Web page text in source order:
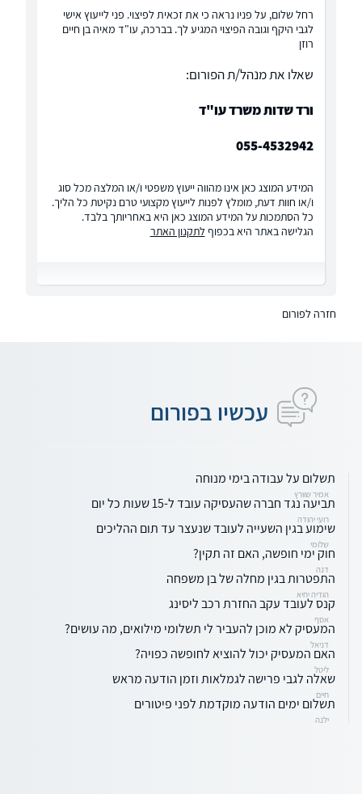
רחל שלום, על פניו נראה כי את זכאית לפיצוי. פני לייעוץ אישי
לגבי היקף וגובה הפיצוי המגיע לך. בברכה, עו"ד מאיה בן חיים
רוזן
שאלו את מנהל/ת הפורום:
ורד שדות משרד עו"ד
055-4532942
המידע המוצג כאן אינו מהווה ייעוץ משפטי ו/או המלצה מכל סוג
ו/או חוות דעת, מומלץ לפנות לייעוץ מקצועי טרם נקיטת כל הליך.
כל הסתמכות על המידע המוצג כאן היא באחריותך בלבד.
הגלישה באתר היא בכפוף לתקנון האתר
חזרה לפורום
עכשיו בפורום
תשלום על עבודה בימי מנוחה
אמיר שוורץ
תביעה נגד חברה שהעסיקה עובד ל-15 שעות כל יום
רועי יהודה
שימוע בגין השעייה לעובד שנעצר עד תום ההליכים
שלומי
חוק ימי חופשה, האם זה תקין?
דנה
התפטרות בגין מחלה של בן משפחה
הודיה יחיא
קנס לעובד עקב החזרת רכב ליסינג
אסף
המעסיק לא מוכן להעביר לי תשלומי מילואים, מה עושים?
דניאל
האם המעסיק יכול להוציא לחופשה כפויה?
ליטל
שאלה לגבי פרישה לגמלאות וזמן הודעה מראש
חיים
תשלום ימים הודעה מוקדמת לפני פיטורים
ילנה